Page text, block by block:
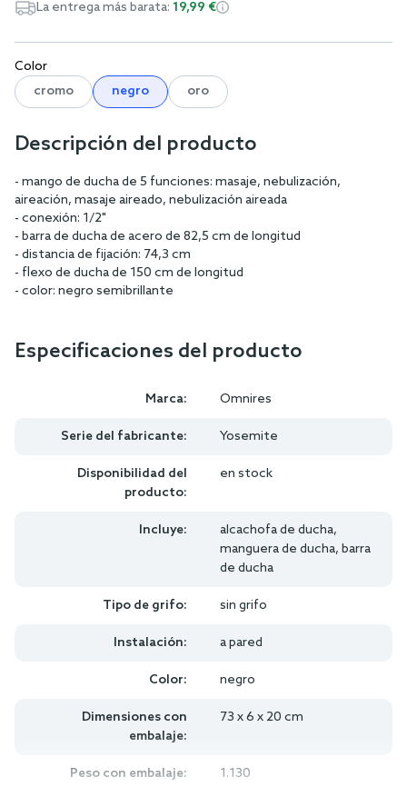
Color
cromo
negro oro
La entrega más barata: 19,99 €
Descripción del producto
- mango de ducha de 5 funciones: masaje, nebulización,
aireación, masaje aireado, nebulización aireada
- conexión: 1/2"
- barra de ducha de acero de 82,5 cm de longitud
- distancia de fijación: 74,3 cm
- flexo de ducha de 150 cm de longitud
- color: negro semibrillante
Especificaciones del producto
Marca: Omnires
Serie del fabricante: Yosemite
Disponibilidad del
producto:
en stock
Incluye:
alcachofa de ducha,
manguera de ducha, barra
de ducha
Tipo de grifo: sin grifo
Instalación: a pared
Color: negro
Dimensiones con
embalaje:
73 x 6 x 20 cm
Peso con embalaje: 1.130